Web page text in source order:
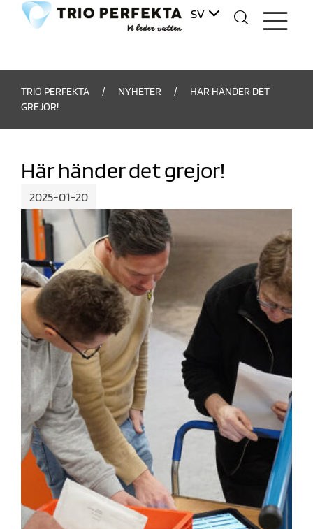
SV
DA
TRIO PERFEKTA / NYHETER /
HÄR HÄNDER DET
GREJOR!
Här händer det grejor!
2025-01-20